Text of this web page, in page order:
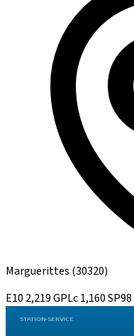
Marguerittes (30320)
E10 2,219GPLc1,160SP98